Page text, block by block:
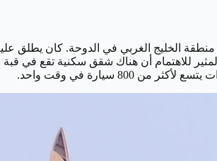
إلى 232 مترًا ويتكون من 44 طابقًا. يقع في منطقة الخليج
سيارة في وقت واحد.